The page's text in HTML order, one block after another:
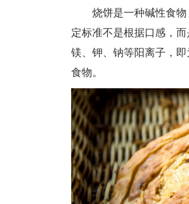
烧饼是一种碱性食物
定标准不是根据口感，
镁、钾、钠等阳离子，
食物。